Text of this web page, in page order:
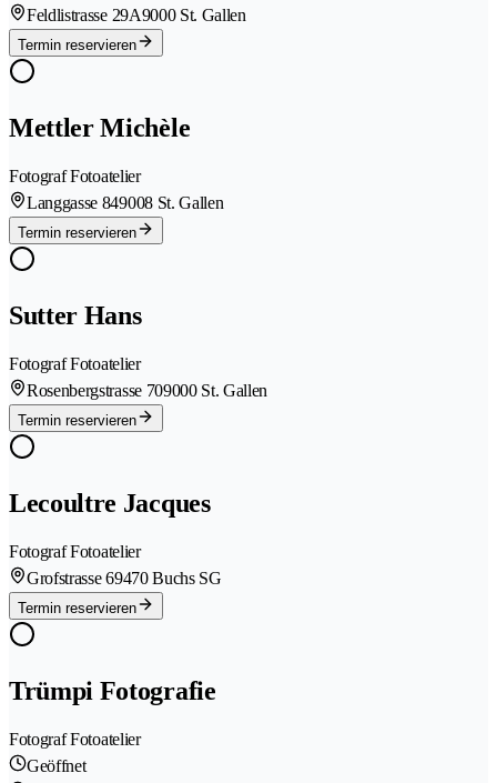
Feldlistrasse 29A9000 St. Gallen
Termin reservieren
Mettler Michèle
Fotograf Fotoatelier
Langgasse 849008 St. Gallen
Termin reservieren
Sutter Hans
Fotograf Fotoatelier
Rosenbergstrasse 709000 St. Gallen
Termin reservieren
Lecoultre Jacques
Fotograf Fotoatelier
Grofstrasse 69470 Buchs SG
Termin reservieren
Trümpi Fotografie
Fotograf Fotoatelier
Geöffnet